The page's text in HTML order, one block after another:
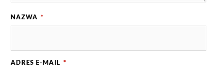
NAZWA *
ADRES E-MAIL *